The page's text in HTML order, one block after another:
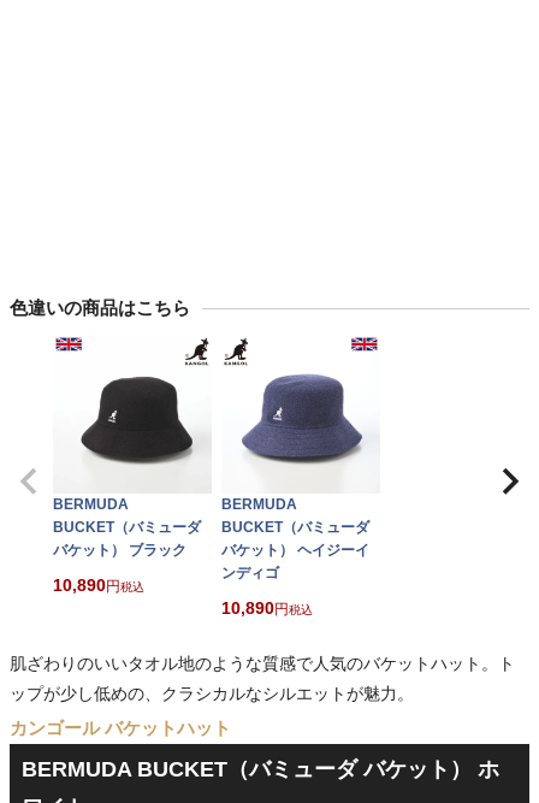
色違いの商品はこちら
BERMUDA
BUCKET（バミューダ
バケット） ブラック
10,890 税込
BERMUDA
BUCKET（バミューダ
バケット） ヘイジーイ
ンディゴ
10,890 税込
肌ざわりのいいタオル地のような質感で人気のバケットハット。ト
ップが少し低めの、クラシカルなシルエットが魅力。
カンゴール バケットハット
BERMUDA BUCKET（バミューダ バケット） ホ